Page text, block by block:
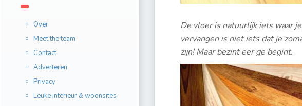
Over
Meet the team
Contact
Adverteren
Privacy
Leuke interieur & woonsites
De vloer is natuurlijk iets waar
vervangen is niet iets dat je
zijn! Maar bezint eer ge begint.